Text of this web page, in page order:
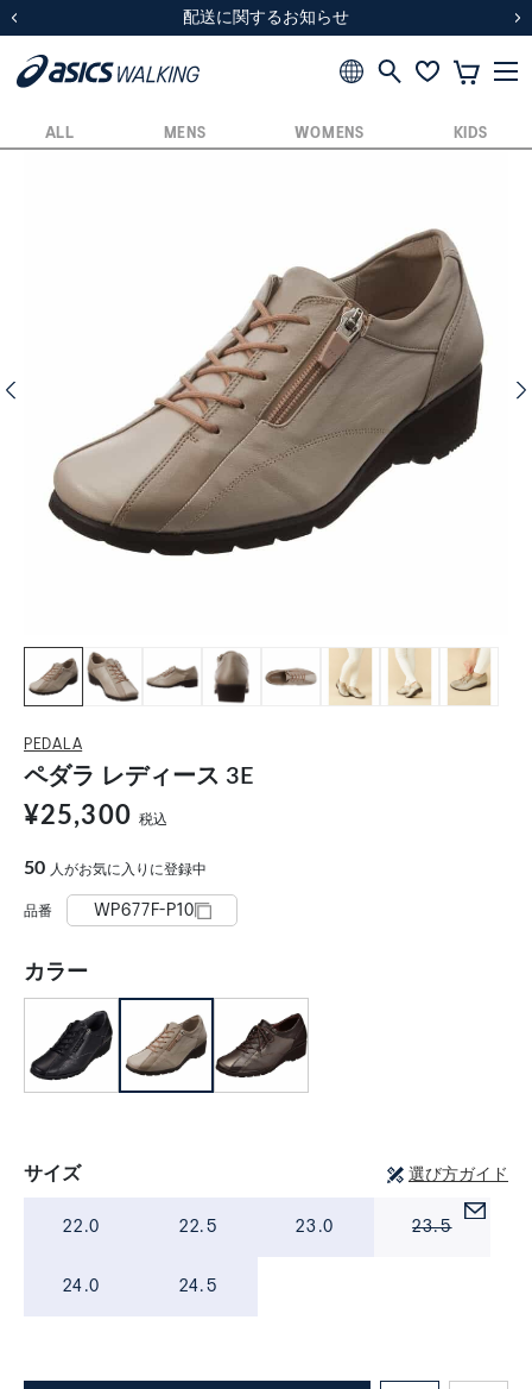
スクスク（SUKU2）価格改定のお知らせ
配送に関するお知らせ
スクスク（SUKU2）価格改定のお知らせ
配送に関するお知らせ
ALL MENS WOMENS KIDS
PEDALA
ペダラ レディース 3E
¥25,300 税込
50 人がお気に入りに登録中
品番 WP677F-P10
カラー
サイズ 選び方ガイド
22.0 22.5 23.0 23.5
24.0 24.5